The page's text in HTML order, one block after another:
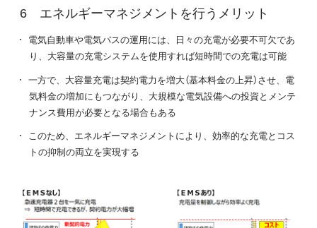
エネルギーマネジメントを行うメリット
電気自動車や電気バスの運用には、日々の充電が必要不可欠であ
り、大容量の充電システムを使用すれば短時間での充電は可能
一方で、大容量充電は契約電力を増大（基本料金の上昇）させ、電
気料金の増加にもつながり、大規模な電気設備への投資とメンテ
ナンス費用が必要となる場合もある
このため、エネルギーマネジメントにより、効率的な充電とコス
トの抑制の両立を実現する